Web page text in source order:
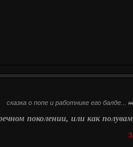
сказка о попе и работнике его балде...
поколении, или как